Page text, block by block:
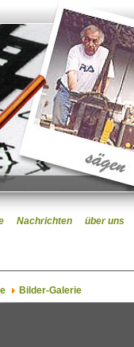
Nachrichten über uns
Bilder-Galerie